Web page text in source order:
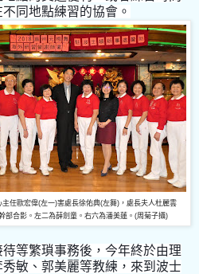
同地點練習的協會。
主任歐宏偉(左一)害處長徐佑典(左舞)，處長夫人杜麗雲
部合影。左二為薛劍童。右六為潘美蓮。(周菊子攝)
等繁瑣事務後，今年終於由理
敏、郭美麗等教練，來到波士